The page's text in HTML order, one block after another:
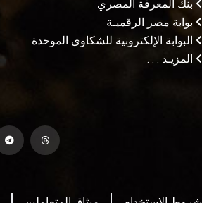
بنك المعرفة المصري
بوابة مصر الرقميـة
البوابة الإلكترونية للشكاوى الموحدة
المزيـد . . .